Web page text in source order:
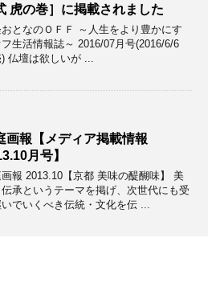
虎の巻］に掲載されました
おとなのＯＦＦ ～人生をより豊かにす
フ生活情報誌～ 2016/07月号(2016/6/6
仏壇は欲しいが ...
画報【メディア掲載情報
月号】
報 2013.10【京都 美味の醍醐味】 美
伝承というテーマを掲げ、次世代にも受
でいくべき伝統・文化を伝 ...